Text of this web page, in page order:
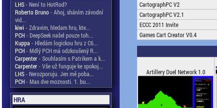
LHS- Není to HotRod?
Roberto Bruno- Ahoj, sháním závodní
vid...
kiwi - Zdravim, hledam hru, kte...
PCH- DeepSeek našel pouze toh...
Kuppa - Hledám logickou hru z C6...
PCH- Mdlý PCH má odzkoušený R...
Carpenter- Souhlasím s Patrikem a k...
Carpenter- Vše už funguje ke spokoj...
LHS- Nerozporuju. Jen mě poba...
PCH- Mas dve moznosti. 1. bu...
HRA
CartographPC V2
CartographPC V2.1
ECCC 2011 Invite
Games Cart Creator V0.4
Artillery Duel Network 1.0